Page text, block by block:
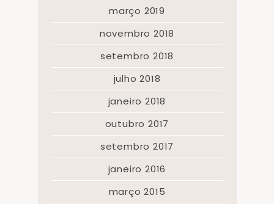
março 2019
novembro 2018
setembro 2018
julho 2018
janeiro 2018
outubro 2017
setembro 2017
janeiro 2016
março 2015